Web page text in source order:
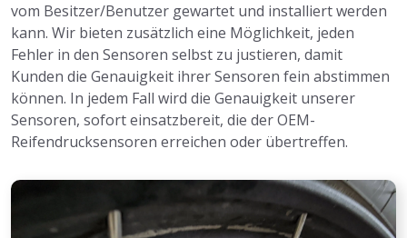
vom Besitzer/Benutzer gewartet und installiert werden
kann. Wir bieten zusätzlich eine Möglichkeit, jeden
Fehler in den Sensoren selbst zu justieren, damit
Kunden die Genauigkeit ihrer Sensoren fein abstimmen
können. In jedem Fall wird die Genauigkeit unserer
Sensoren, sofort einsatzbereit, die der OEM-
Reifendrucksensoren erreichen oder übertreffen.